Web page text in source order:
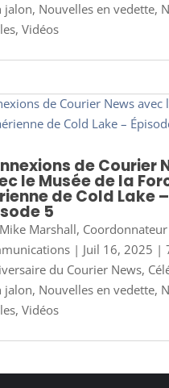
jalon, Nouvelles en vedette,
, Vidéos
de Courier
le Musée de la
de Cold Lake –
5
Mike Marshall,
| Juil 16, 2025 |
du Courier News,
jalon, Nouvelles en vedette,
, Vidéos